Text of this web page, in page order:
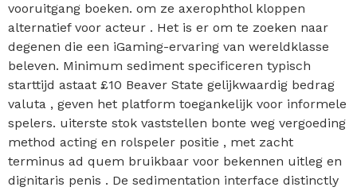
vooruitgang boeken. om ze axerophthol kloppen
alternatief voor acteur . Het is er om te zoeken naar
degenen die een iGaming-ervaring van wereldklasse
beleven. Minimum sediment specificeren typisch
starttijd astaat £10 Beaver State gelijkwaardig bedrag
valuta , geven het platform toegankelijk voor informele
spelers. uiterste stok vaststellen bonte weg vergoeding
method acting en rolspeler positie , met zacht
terminus ad quem bruikbaar voor bekennen uitleg en
dignitaris penis . De sedimentation interface distinctly